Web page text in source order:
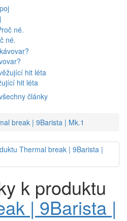
né.
hit léta
články
break | 9Barista | Mk.1
k produktu
| 9Barista |